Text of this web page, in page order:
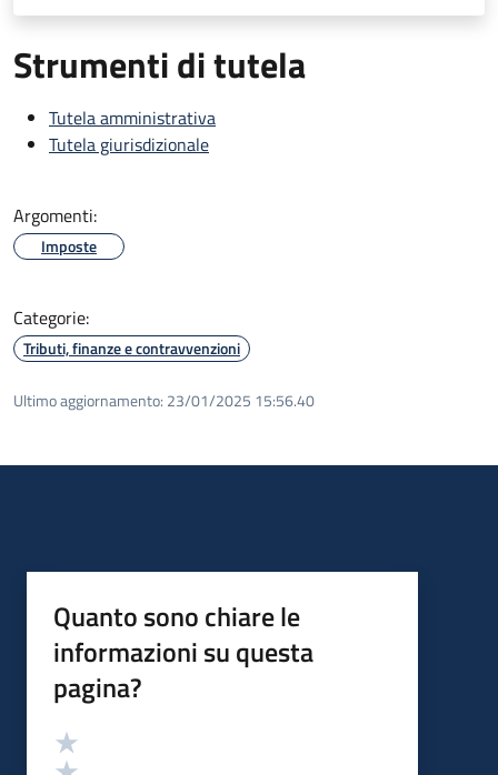
Strumenti di tutela
Tutela amministrativa
Tutela giurisdizionale
Argomenti:
Imposte
Categorie:
Tributi, finanze e contravvenzioni
Ultimo aggiornamento: 23/01/2025 15:56.40
Quanto sono chiare le
informazioni su questa
pagina?
Valutazione